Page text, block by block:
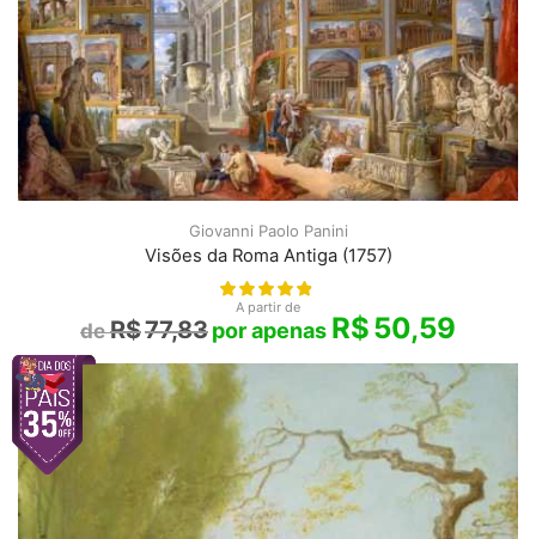
Giovanni Paolo Panini
Visões da Roma Antiga (1757)
A partir de
R$77,83 R$50,59